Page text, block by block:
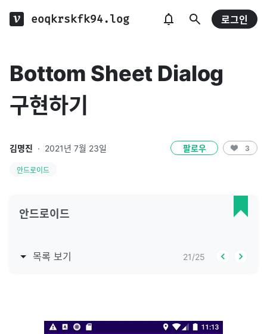
eoqkrskfk94.log 로그인
Bottom Sheet Dialog
구현하기
김명진 · 2021년 7월 23일 팔로우 3
안드로이드
안드로이드
목록 보기 21/25